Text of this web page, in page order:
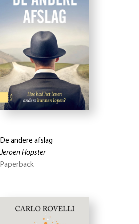
De andere afslag
Jeroen Hopster
Paperback